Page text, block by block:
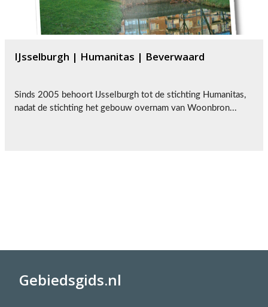
IJsselburgh | Humanitas | Beverwaard
Sinds 2005 behoort IJsselburgh tot de stichting Humanitas,
nadat de stichting het gebouw overnam van Woonbron...
Gebiedsgids.nl